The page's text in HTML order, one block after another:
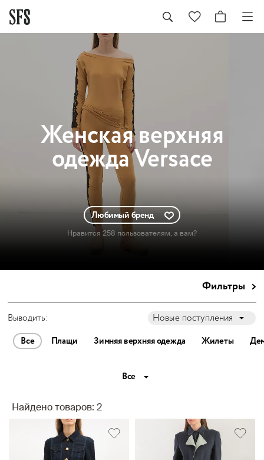
Женскаяверхняя
одежда Versace
Любимый бренд
Нравится 258 пользователям, а вам?
Фильтры
Выводить: Новые поступления
Все Плащи Зимняя верхняя одежда Жилеты
Все
Найдено товаров: 2